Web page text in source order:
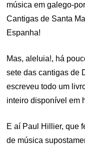
música em galego-
Cantigas de Santa
Espanha!
Mas, aleluia!, há
sete das cantigas de
escreveu todo um
inteiro disponível em
E aí Paul Hillier, que
de música